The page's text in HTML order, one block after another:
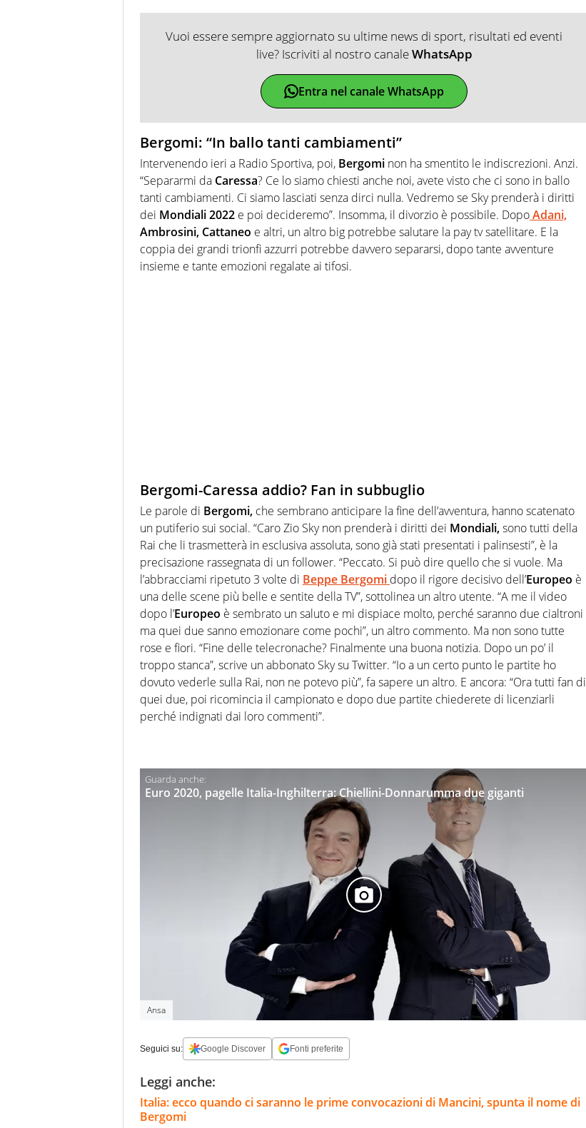
Vuoi essere sempre aggiornato su ultime news di sport, risultati ed eventi
live? Iscriviti al nostro canaleWhatsApp
Entra nel canale WhatsApp
Bergomi: “In ballo tanti cambiamenti”
Intervenendo ieri a Radio Sportiva, poi, Bergomi non ha smentito le indiscrezioni. Anzi.
“Separarmi da Caressa? Ce lo siamo chiesti anche noi, avete visto che ci sono in ballo
tanti cambiamenti. Ci siamo lasciati senza dirci nulla. Vedremo se Sky prenderà i diritti
dei Mondiali 2022 e poi decideremo”. Insomma, il divorzio è possibile. DopoAdani,
Ambrosini, Cattaneo e altri, un altro big potrebbe salutare la pay tv satellitare. E la
coppia dei grandi trionfi azzurri potrebbe davvero separarsi, dopo tante avventure
insieme e tante emozioni regalate ai tifosi.
Bergomi-Caressa addio? Fan in subbuglio
Le parole di Bergomi, che sembrano anticipare la fine dell’avventura, hanno scatenato
un putiferio sui social. “Caro Zio Sky non prenderà i diritti dei Mondiali,sono tutti della
Rai che li trasmetterà in esclusiva assoluta, sono già stati presentati i palinsesti”, è la
precisazione rassegnata di un follower. “Peccato. Si può dire quello che si vuole. Ma
l’abbracciami ripetuto 3 volte di Beppe Bergomi dopo il rigore decisivo dell’Europeo è
una delle scene più belle e sentite della TV”, sottolinea un altro utente. “A me il video
dopo l’Europeo è sembrato un saluto e mi dispiace molto, perché saranno due cialtroni
ma quei due sanno emozionare come pochi”, un altro commento. Ma non sono tutte
rose e fiori. “Fine delle telecronache? Finalmente una buona notizia. Dopo un po’ il
troppo stanca”, scrive un abbonato Sky su Twitter. “Io a un certo punto le partite ho
dovuto vederle sulla Rai, non ne potevo più”, fa sapere un altro. E ancora: “Ora tutti fan di
quei due, poi ricomincia il campionato e dopo due partite chiederete di licenziarli
perché indignati dai loro commenti”.
Euro 2020, pagelle Italia-Inghilterra: Chiellini-Donnarumma due giganti
Ansa
Seguici su: Google Discover Fonti preferite
Leggi anche:
Italia: ecco quando ci saranno le prime convocazioni di Mancini, spunta il nome di
Bergomi